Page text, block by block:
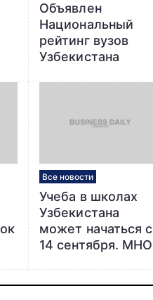
Объявлен
Национальный
рейтинг вузов
Узбекистана
Все новости
Учеба в школах
Узбекистана
может начаться с
14 сентября. МНО